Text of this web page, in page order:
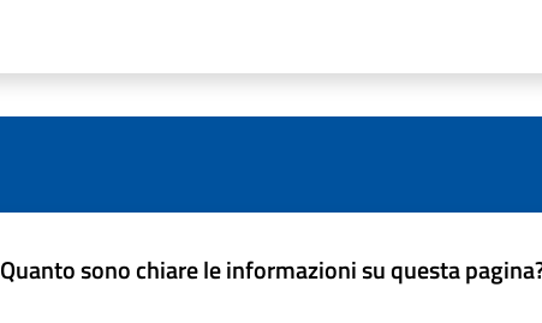
Quanto sono chiare le informazioni su questa